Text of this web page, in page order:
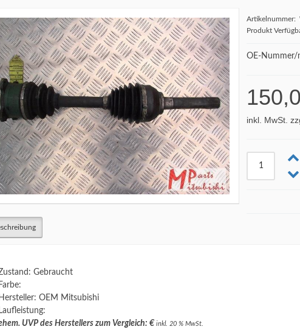
Artikelnummer:
Produkt
OE-
inkl. MwSt.
Gebraucht
Farbe:
Hersteller: OEM Mitsubishi
Laufleistung:
UVP des Herstellers zum Vergleich: €inkl. 20 % MwSt.